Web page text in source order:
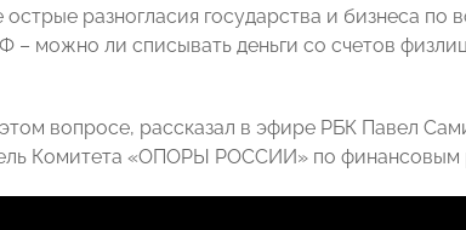
разногласия государства и бизнеса по
– можно ли списывать деньги со счетов
вопросе, рассказал в эфире РБК Павел
Комитета «ОПОРЫ РОССИИ» по финансовым